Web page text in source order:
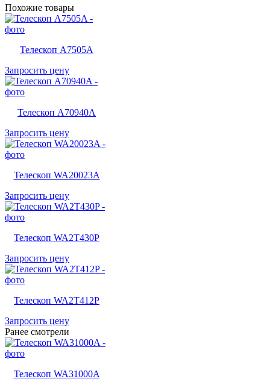
Похожие товары
Телескоп A7505A
Запросить цену
Телескоп A70940A
Запросить цену
Телескоп WA20023A
Запросить цену
Телескоп WA2T430P
Запросить цену
Телескоп WA2T412P
Запросить цену
Ранее смотрели
Телескоп WA31000A